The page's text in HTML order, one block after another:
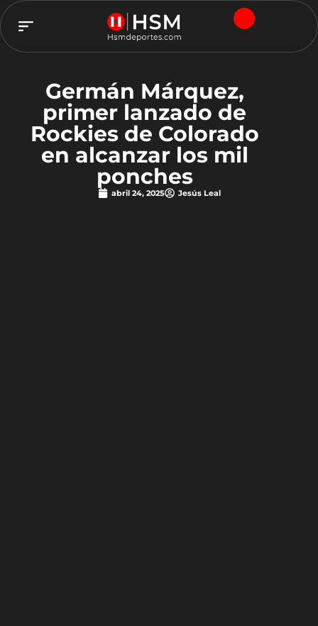
Germán Márquez,
primer lanzado de
Rockies de Colorado
en alcanzar los mil
ponches
abril 24, 2025 Jesús Leal